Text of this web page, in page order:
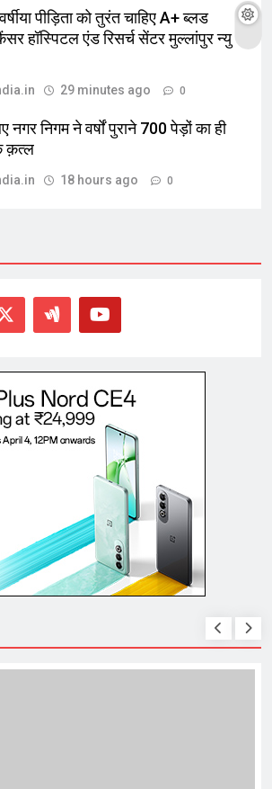
पीड़िता को तुरंत चाहिए A+ ब्लड
हॉस्पिटल एंड रिसर्च सेंटर मुल्लांपुर न्यु
29 minutes ago 0
नगर निगम ने वर्षों पुराने 700 पेड़ों का ही
क़त्ल
18 hours ago 0